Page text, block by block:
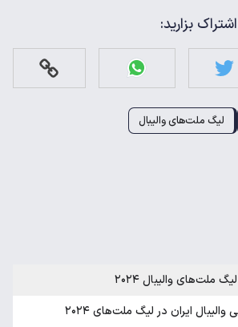
بزارید:
لیگ ملت‌های والیبال
ملت‌های والیبال ۲۰۲۴
ایران در لیگ ملت‌های ۲۰۲۴